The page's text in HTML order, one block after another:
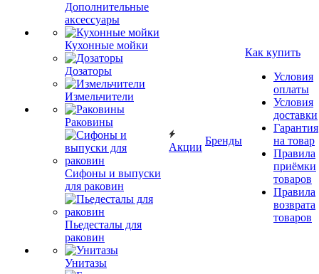
Дополнительные
аксессуары
Кухонные мойки
Дозаторы
Измельчители
Раковины
Сифоны и выпуски
для раковин
Пьедесталы для
раковин
Унитазы
Акции
Бренды
Как купить
Условия
оплаты
Условия
доставки
Гарантия
на товар
Правила
приёмки
товаров
Правила
возврата
товаров